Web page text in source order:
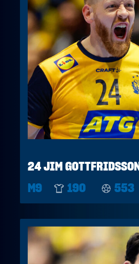
24 JIM GOTTFRIDSSON
M9
190 553